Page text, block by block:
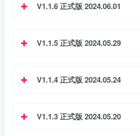
V1.1.6 正式版 2024.06.01
V1.1.5 正式版 2024.05.29
V1.1.4 正式版 2024.05.24
V1.1.3 正式版 2024.05.20